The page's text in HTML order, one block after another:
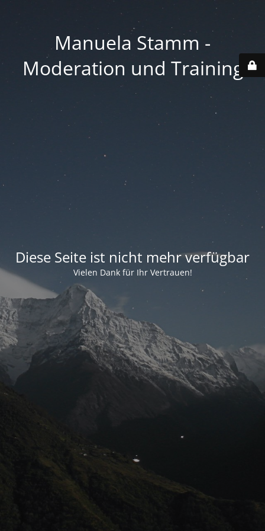
Manuela Stamm -
Moderation und Training
Diese Seite ist nicht mehr verfügbar
Vielen Dank für Ihr Vertrauen!